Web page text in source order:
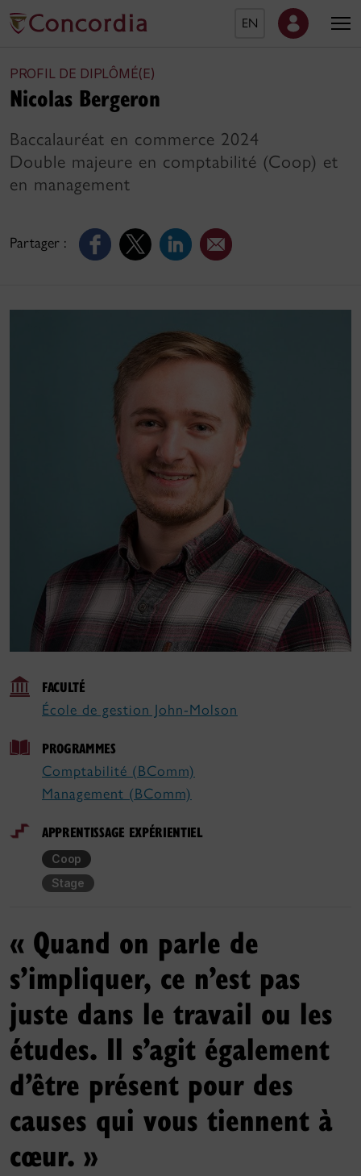
EN
PROFIL DE DIPLÔMÉ(E)
Partager :
Nicolas Bergeron
Baccalauréat en commerce 2024
Double majeure en comptabilité (Coop) et
en management
FACULTÉ
École de gestion John-Molson
PROGRAMMES
Comptabilité (BComm)
Management (BComm)
APPRENTISSAGE EXPÉRIENTIEL
Coop
Stage
« Quand on parle de
s’impliquer, ce n’est pas
juste dans le travail ou les
études. Il s’agit également
d’être présent pour des
causes qui vous tiennent à
cœur. »